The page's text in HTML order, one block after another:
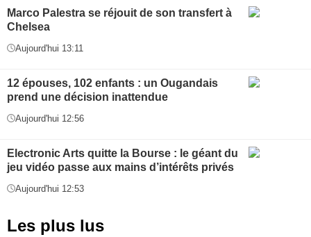
Marco Palestra se réjouit de son transfert à
Chelsea
Aujourd'hui 13:11
12 épouses, 102 enfants : un Ougandais
prend une décision inattendue
Aujourd'hui 12:56
Electronic Arts quitte la Bourse : le géant du
jeu vidéo passe aux mains d’intérêts privés
Aujourd'hui 12:53
Les plus lus